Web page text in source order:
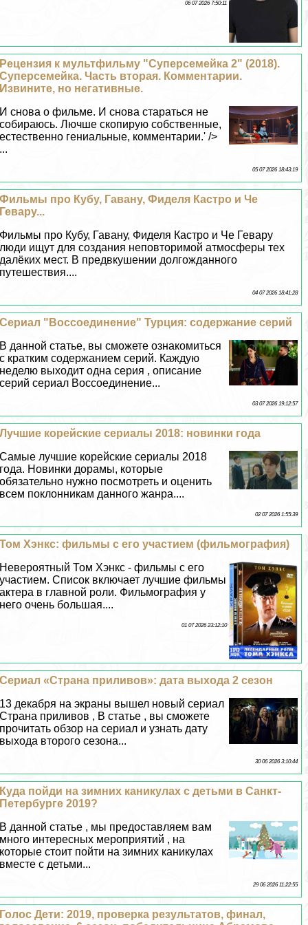
06 07 2026 7:50:11
Рецензия к мультфильму "Суперсемейка 2" (2018).
Суперсемейка. Часть вторая. Комментарии.
Извините, но негативные.
И снова о фильме. И снова стараться не
собираюсь. Лючше скопирую собственные,
естественно гениальные, комментарии.' />
...
05 07 2026 18:43:19
Фильмы про Кубу, Гавану, Фиделя Кастро и Че
Гевару...
Фильмы про Кубу, Гавану, Фиделя Кастро и Че Гевару
люди ищут для создания неповторимой атмосферы тех
далёких мест. В предвкушении долгожданного
путешествия....
04 07 2026 18:41:28
Сериал "Воссоединение" Турция: содержание серий
В данной статье, вы сможете ознакомиться
с кратким содержанием серий. Каждую
неделю выходит одна серия , описание
серий сериал Воссоединение...
03 07 2026 19:12:57
Лучшие корейские сериалы 2018: новинки года
Самые лучшие корейские сериалы 2018
года. Новинки дорамы, которые
обязательно нужно посмотреть и оценить
всем поклонникам данного жанра....
02 07 2026 1:55:39
Том Хэнкс: фильмы с его участием (фильмография)
Невероятный Том Хэнкс - фильмы с его
участием. Список включает лучшие фильмы
актера в главной роли. Фильмография у
него очень большая....
01 07 2026 23:12:10
Сериал «Страна приливов»: дата выхода 2 сезон
13 декабря на экраны вышел новый сериал
Страна приливов , В статье , вы сможете
прочитать обзор на сериал и узнать дату
выхода второго сезона...
30 06 2026 3:10:44
Куда пойди на зимних каникулах с детьми в Санкт-
Петербурге 2019?
В данной статье , мы предоставляем вам
много интересных мероприятий , на
которые стоит пойти на зимних каникулах
вместе с детьми...
29 06 2026 11:22:55
Голос Дети: 2019, проверка результатов, финал,